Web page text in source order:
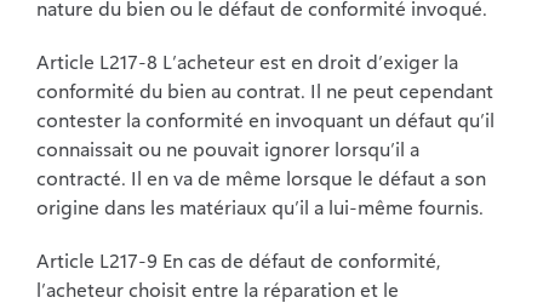
nature du bien ou le défaut de conformité invoqué.
Article L217-8 L’acheteur est en droit d’exiger la
conformité du bien au contrat. Il ne peutcependant
contester la conformité en invoquant un défaut qu’il
connaissait ou ne pouvait ignorer lorsqu’il a
contracté. Il en va de même lorsque le défaut a son
origine dans les matériaux qu’il a lui-même fournis.
Article L217-9 En cas de défaut de conformité,
l’acheteur choisit entre la réparation et le